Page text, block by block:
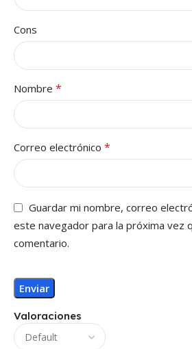
Valoraciones
Cons
Nombre *
Correo electrónico *
Guardar mi nombre, correo
este navegador para la próxima vez
comentario.